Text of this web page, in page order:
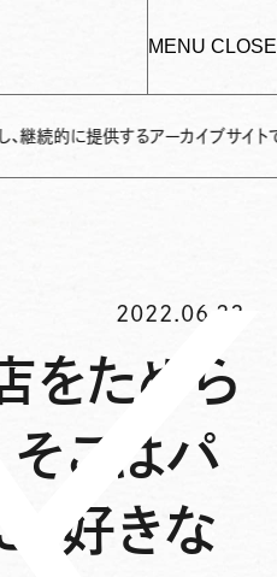
MENU CLOSE
アーカイブサイトです✌ 「Locon
2022.06.23
をためら
そこはパ
、好きな